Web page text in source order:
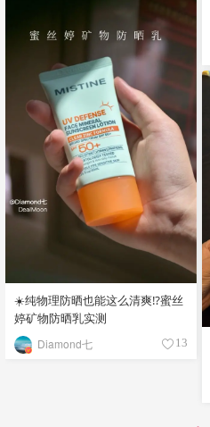
☀️纯物理防晒也能这么清爽⁉️蜜丝
婷矿物防晒乳实测
Diamond七 13